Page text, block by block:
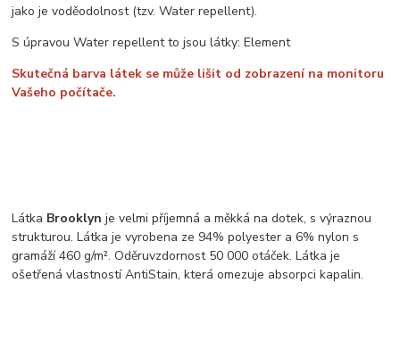
jako je voděodolnost (tzv. Water repellent).
S úpravou Water repellent to jsou látky: Element
Skutečná barva látek se může lišit od zobrazení na monitoru
Vašeho počítače.
Látka Brooklyn je velmi příjemná a měkká na dotek, s výraznou
strukturou. Látka je vyrobena ze 94% polyester a 6% nylon s
gramáží 460 g/m². Oděruvzdornost 50 000 otáček. Látka je
ošetřená vlastností AntiStain, která omezuje absorpci kapalin.